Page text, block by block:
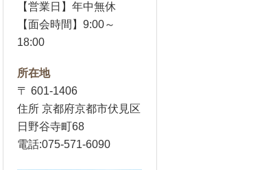
【営業日】年中無休
【面会時間】9:00～
18:00
所在地
〒 601-1406
住所 京都府京都市伏見区
日野谷寺町68
電話:075-571-6090